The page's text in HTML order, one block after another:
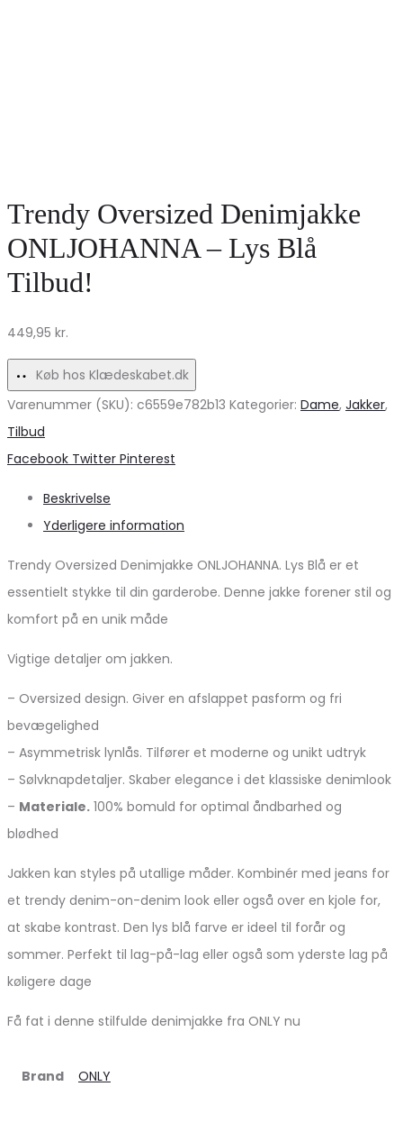
Trendy Oversized Denimjakke
ONLJOHANNA – Lys Blå
Tilbud!
449,95 kr.
Køb hos Klædeskabet.dk
Varenummer (SKU): c6559e782b13 Kategorier: Dame, Jakker,
Tilbud
Share
Facebook Twitter Pinterest
Beskrivelse
Yderligere information
Trendy Oversized Denimjakke ONLJOHANNA. Lys Blå er et
essentielt stykke til din garderobe. Denne jakke forener stil og
komfort på en unik måde
Vigtige detaljer om jakken.
– Oversized design. Giver en afslappet pasform og fri
bevægelighed
– Asymmetrisk lynlås. Tilfører et moderne og unikt udtryk
– Sølvknapdetaljer. Skaber elegance i det klassiske denimlook
– Materiale. 100% bomuld for optimal åndbarhed og
blødhed
Jakken kan styles på utallige måder. Kombinér med jeans for
et trendy denim-on-denim look eller også over en kjole for,
at skabe kontrast. Den lys blå farve er ideel til forår og
sommer. Perfekt til lag-på-lag eller også som yderste lag på
køligere dage
Få fat i denne stilfulde denimjakke fra ONLY nu
Brand ONLY